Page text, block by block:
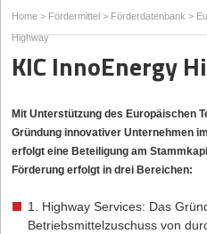
Home > Fördermittel > Förderdatenbank >
Highway
KIC InnoEnergy
Mit Unterstützung des Europäischen
Gründung innovativer Unternehmen
erfolgt eine Beteiligung am
Förderung erfolgt in drei Bereichen:
1. Highway Services: Das
Betriebsmittelzuschuss von